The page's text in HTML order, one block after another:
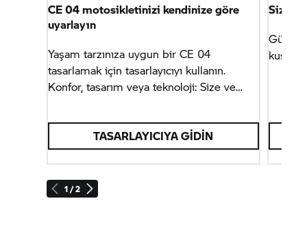
1 / 2
CE 04motosikletinizi kendinize göre
uyarlayın
Yaşam tarzınıza uygun birCE 04
tasarlamak için tasarlayıcıyı kullanın.
Konfor, tasarım veya teknoloji: Size ve
karar verin.
TASARLAYICIYA GIDIN
Sizin
Günlük